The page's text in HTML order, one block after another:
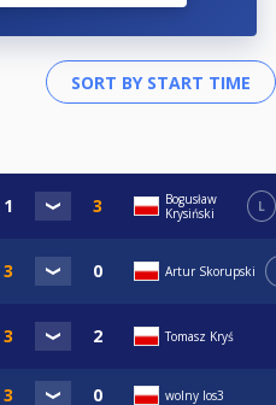
Bogusław
Krysiński
L
Artur Skorupski
Tomasz Kryś
wolny los3